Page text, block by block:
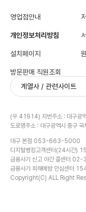
영업점안내
개인정보처리방침
설치페이지
방문판매 직원조회
계열사 / 관련사이트
(우 41914) 지번주소 : 대구광
도로명주소 : 대구광역시 중구
대구 본점 053-663-5000
디지털뱅킹고객센터(24시간
금융사기 신고 야간 콜센터
금융사기 피해예방 안심센터
Copyright(C) ALL Right